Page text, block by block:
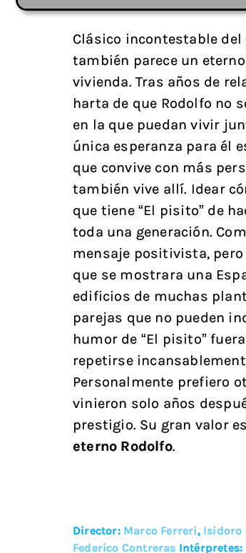
Clásico incontestable
también parece un
vivienda. Tras años de
harta de que Rodolfo no
en la que puedan vivir
única esperanza para él
que convive con más
también vive allí. Idear
que tiene “El pisito” de
toda una generación.
mensaje positivista,
que se mostrara una
edificios de muchas
parejas que no pueden
humor de “El pisito”
repetirse
Personalmente prefiero
vinieron solo años
prestigio. Su gran valor
eterno Rodolfo.
Director: Marco Ferreri, Isidoro
Federico Contreras Intérpretes: